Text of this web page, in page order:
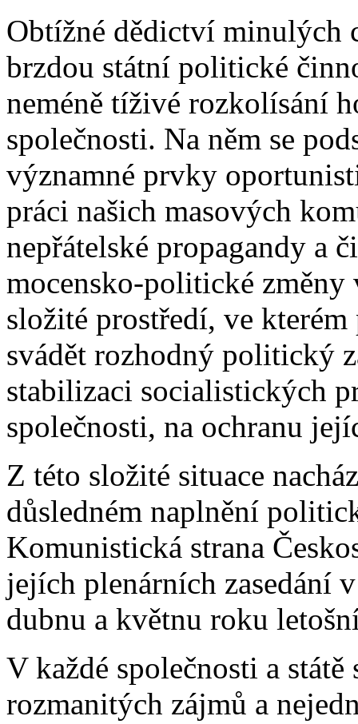
Obtížné dědictví minulých
brzdou státní politické
neméně tíživé rozkolísání
společnosti. Na něm se
významné prvky
práci našich masových
nepřátelské propagandy a
mocensko-politické změny
složité prostředí, ve
svádět rozhodný politický
stabilizaci socialistických
společnosti, na ochranu
Z této složité situace
důsledném naplnění
Komunistická strana
jejích plenárních zasedání
dubnu a květnu roku
V každé společnosti a
rozmanitých zájmů a